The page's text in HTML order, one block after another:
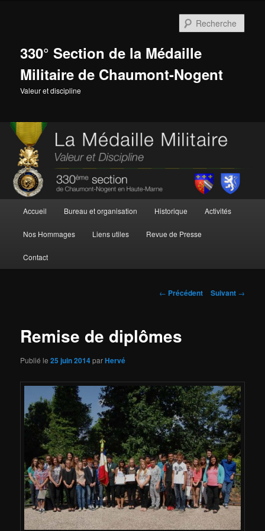
330° Section de la Médaille
Militaire de Chaumont-Nogent
Valeur et discipline
principal
Accueil Bureau et organisation Historique Activités
Nos Hommages Liens utiles Revue de Presse
Contact
Navigation
← Précédent Suivant →
Remise de diplômes
Publié le25 juin 2014parHervé